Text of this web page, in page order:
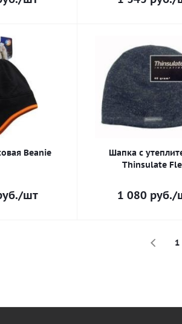
Beanie
/шт
Шапка с
Thinsulate
1 080 руб./
1